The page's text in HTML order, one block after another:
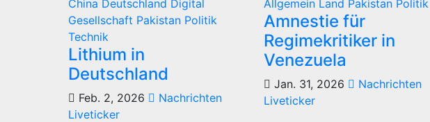
China Deutschland Digital
Gesellschaft Pakistan Politik
Technik
Lithium in
Deutschland
Feb. 2, 2026
Nachrichten
Liveticker
Allgemein Land Pakistan Politik
Amnestie für
Regimekritiker in
Venezuela
Jan. 31, 2026
Nachrichten
Liveticker